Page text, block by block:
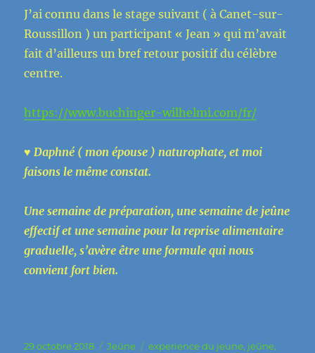
J’ai connu dans le stage suivant ( à Canet-sur-
Roussillon ) un participant « Jean » qui m’avait
fait d’ailleurs un bref retour positif du célèbre
centre.
https://www.buchinger-wilhelmi.com/fr/
♥ Daphné ( mon épouse ) naturophate, et moi
faisons le mêmeconstat.
Une semaine de préparation, une semaine de jeûne
effectif et une semaine pour la reprise alimentaire
graduelle, s’avère être une formule qui nous
convient fort bien.
Publié
29 octobre 2018 Catégories
Jeûne Étiquettes
experience du jeune, jeûne,